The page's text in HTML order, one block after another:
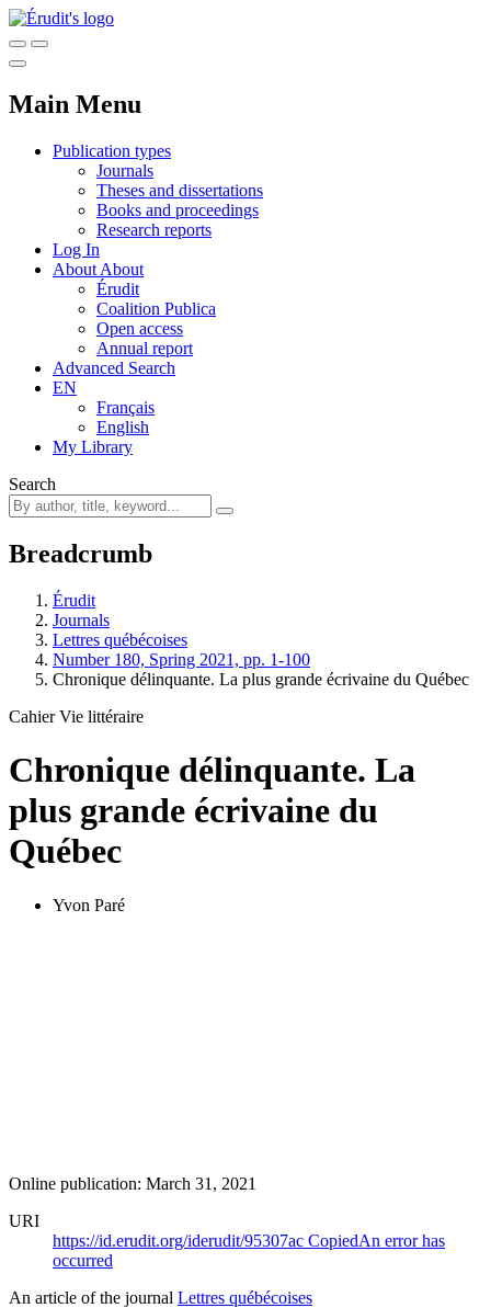
Main Menu
Publication types
Journals
Theses and dissertations
Books and proceedings
Research reports
Log In
About About
Érudit
Coalition Publica
Open access
Annual report
Advanced Search
EN
Français
English
My Library
Search
Breadcrumb
Érudit
Journals
Lettres québécoises
Number 180, Spring 2021, pp. 1-100
Chronique délinquante. La plus grande écrivaine du Québec
Cahier Vie littéraire
Chronique délinquante. La
plus grande écrivaine du
Québec
Yvon Paré
Online publication: March 31, 2021
URI
https://id.erudit.org/iderudit/95307ac CopiedAn error has
occurred
An article of the journal Lettres québécoises